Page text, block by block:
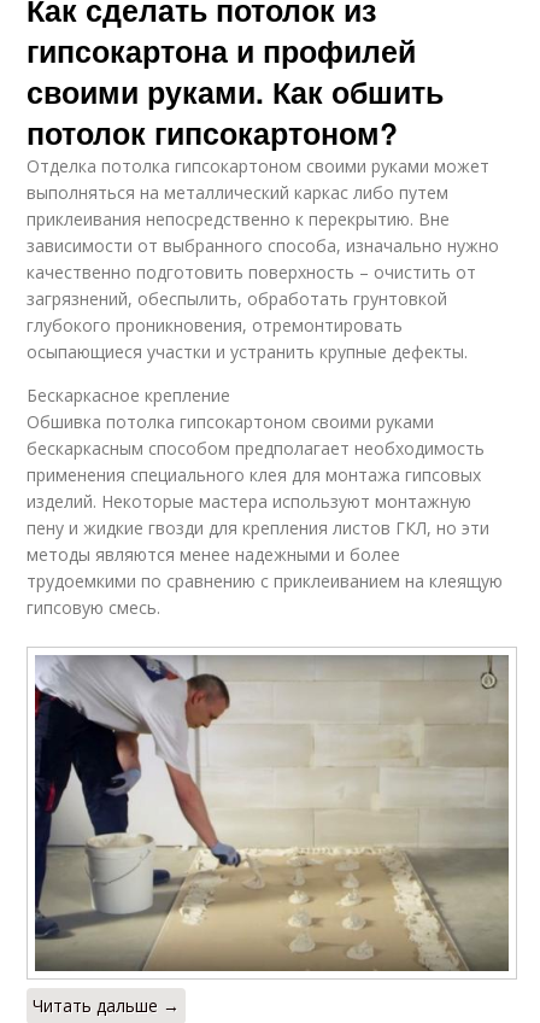
Как сделать потолок из
гипсокартона и профилей
своими руками. Как обшить
потолок гипсокартоном?
Отделка потолка гипсокартоном своими руками может
выполняться на металлический каркас либо путем
приклеивания непосредственно к перекрытию. Вне
зависимости от выбранного способа, изначально нужно
качественно подготовить поверхность – очистить от
загрязнений, обеспылить, обработать грунтовкой
глубокого проникновения, отремонтировать
осыпающиеся участки и устранить крупные дефекты.
Бескаркасное крепление
Обшивка потолка гипсокартоном своими руками
бескаркасным способом предполагает необходимость
применения специального клея для монтажа гипсовых
изделий. Некоторые мастера используют монтажную
пену и жидкие гвозди для крепления листов ГКЛ, но эти
методы являются менее надежными и более
трудоемкими по сравнению с приклеиванием на клеящую
гипсовую смесь.
Читать дальше →